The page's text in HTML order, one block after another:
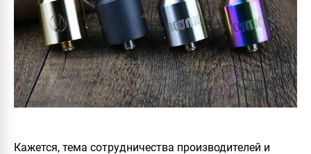
Кажется, тема сотрудничества производителей и